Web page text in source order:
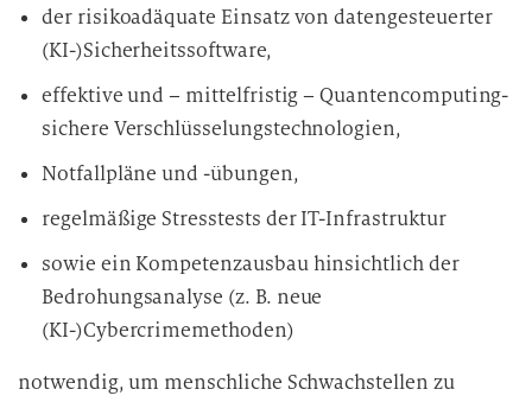
der risikoadäquate Einsatz von datengesteuerter
(KI-)Sicherheitssoftware,
effektive und – mittelfristig – Quantencomputing-
sichere Verschlüsselungstechnologien,
Notfallpläne und -übungen,
regelmäßige Stresstests der IT-Infrastruktur
sowie ein Kompetenzausbau hinsichtlich der
Bedrohungsanalyse (z. B. neue
(KI-)Cybercrimemethoden)
notwendig, um menschliche Schwachstellen zu